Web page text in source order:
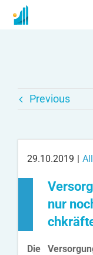
Previous
29.10.2019 |
nur
Die